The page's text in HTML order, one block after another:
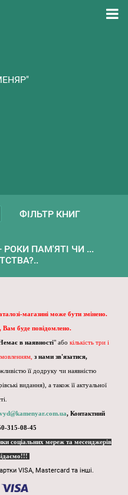
ФІЛЬТР КНИГ
РОКИ ПАМ'ЯТІ ЧИ ...
магазині може бути змінено.
Вам буде повідомлено.
в наявності" або кількість три і
з нами зв'язатися,
її додруку чи наявністю
видання), а також її актуальної
vyd@kamenyar.com.ua, Контактний
315-08-45
соціальних мереж та месенджерів
VISA, Mastercard та інші.